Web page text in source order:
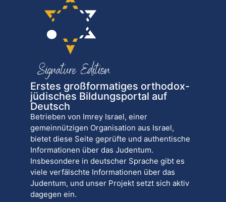
Erstes großformatiges orthodox-
jüdisches Bildungsportal auf
Deutsch
Betrieben von Imrey Israel, einer
gemeinnützigen Organisation aus Israel,
bietet diese Seite geprüfte und authentische
Informationen über das Judentum.
Insbesondere in deutscher Sprache gibt es
viele verfälschte Informationen über das
Judentum, und unser Projekt setzt sich aktiv
dagegen ein.